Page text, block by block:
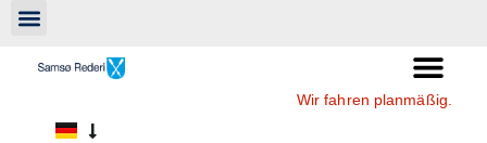
Wir fahren planmäßig.